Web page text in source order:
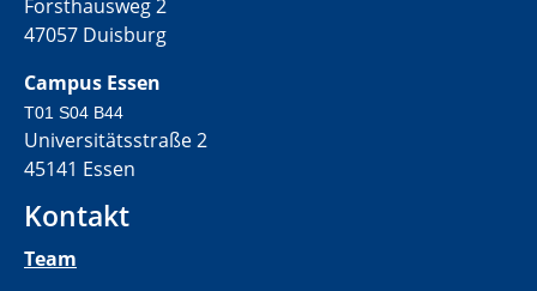
Forsthausweg 2
47057 Duisburg
Campus Essen
T01 S04 B44
Universitätsstraße 2
45141 Essen
Kontakt
Team